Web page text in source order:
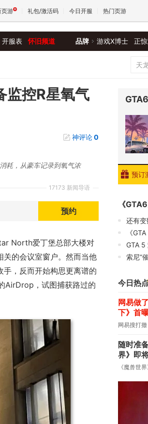
页游 礼包/激活码 今日开服 热门页游
王权与自由
开服表 怀旧频道 品牌 游戏X博士 正
监控R星氧气
神评论0
17173 新闻导语
耗，从豪车记录到氧气浓
预约
North爱丁堡总部大楼对
关的会议室窗户。然而当他
，反而开始构思更离谱的
AirDrop，试图捕获路过的
GTA6
预订
《
还有变数
《GTA 5
GTA 5 演
索尼“
今日热
网易做
下》首
网易搜打
随时准
界》即
《魔兽世